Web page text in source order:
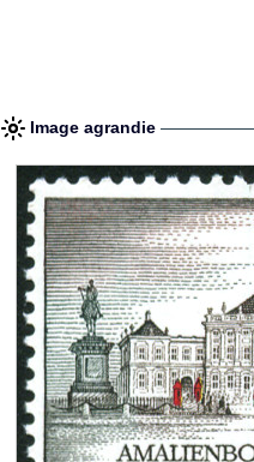
Image agrandie